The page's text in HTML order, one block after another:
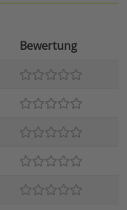
Bewertung